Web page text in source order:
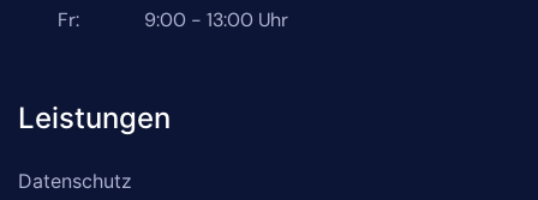
Fr:
9:00 - 13:00 Uhr
Leistungen
Datenschutz